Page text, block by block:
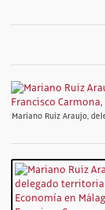
Mariano Ruiz Araujo,